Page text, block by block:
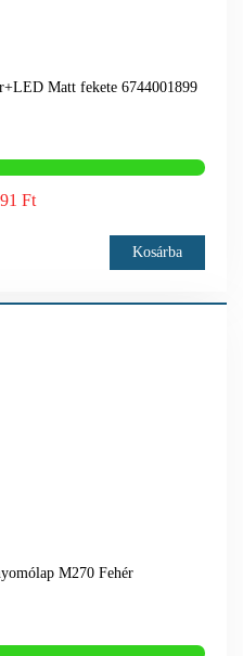
Matt fekete 6744001899
Ft
Kosárba
M270 Fehér